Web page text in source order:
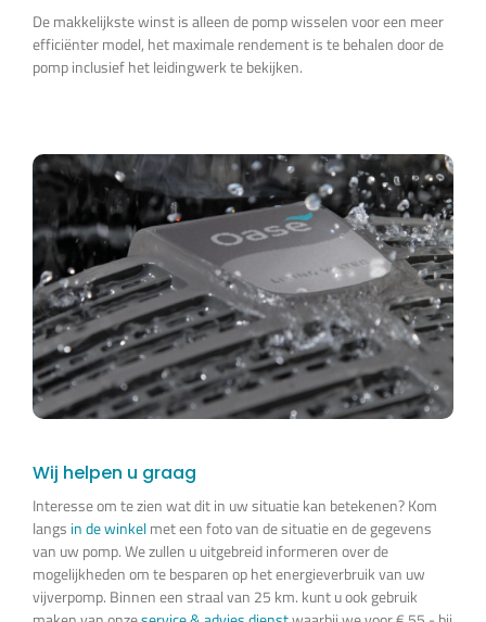
De makkelijkste winst is alleen de pomp wisselen voor een meer
efficiënter model, het maximale rendement is te behalen door de
pomp inclusief het leidingwerk te bekijken.
Wij helpen u graag
Interesse om te zien wat dit in uw situatie kan betekenen? Kom
langs in de winkelmet een foto van de situatie en de gegevens
van uw pomp. We zullen u uitgebreid informeren over de
mogelijkheden om te besparen op het energieverbruik van uw
vijverpomp. Binnen een straal van 25 km. kunt u ook gebruik